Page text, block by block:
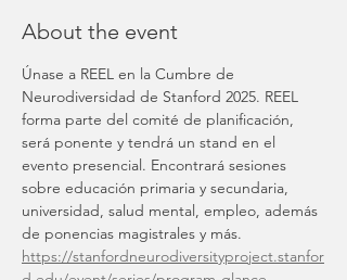
About the event
Únase a REEL en la Cumbre de
Neurodiversidad de Stanford 2025. REEL
forma parte del comité de planificación,
será ponente y tendrá un stand en el
evento presencial. Encontrará sesiones
sobre educación primaria y secundaria,
universidad, salud mental, empleo, además
de ponencias magistrales y más.
https://stanfordneurodiversityproject.stanfor